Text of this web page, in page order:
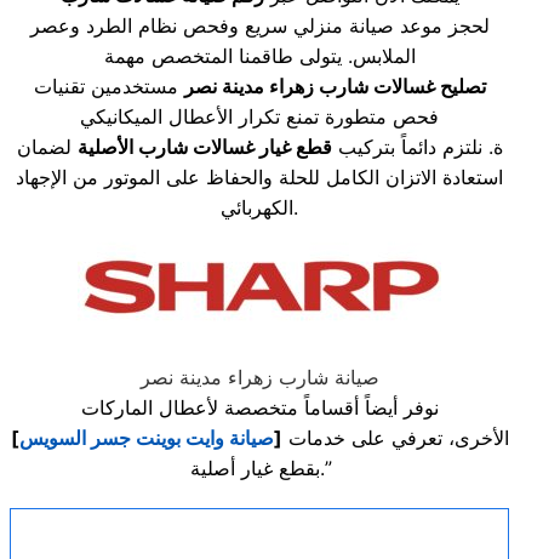
لحجز موعد صيانة منزلي سريع وفحص نظام الطرد وعصر
الملابس. يتولى طاقمنا المتخصص مهمة
تصليح غسالات شارب زهراء مدينة نصر مستخدمين تقنيات
فحص متطورة تمنع تكرار الأعطال الميكانيكي
ة. نلتزم دائماً بتركيبقطع غيار غسالات شارب الأصلية لضمان
استعادة الاتزان الكامل للحلة والحفاظ على الموتور من الإجهاد
الكهربائي.
صيانة شارب زهراء مدينة نصر
نوفر أيضاً أقساماً متخصصة لأعطال الماركات
الأخرى، تعرفي على خدمات [صيانة وايت بوينت جسر السويس]
بقطع غيار أصلية.”